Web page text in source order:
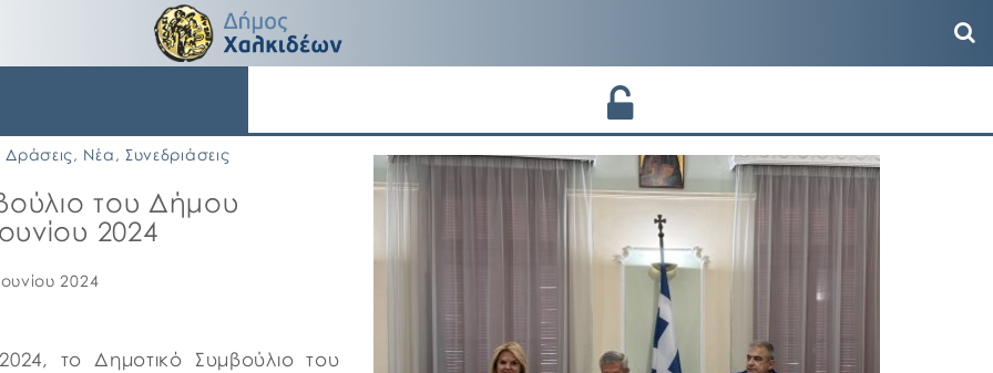
Δράσεις, Νέα , Συνεδριάσεις
του Δήμου
2024
2024
το Δημοτικό Συμβούλιο του